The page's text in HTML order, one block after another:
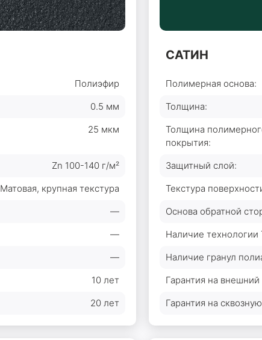
Полиэфир
0.5 мм
25 мкм
Zn 100-140 г/м²
Матовая, крупная текстура
—
—
—
10 лет
20 лет
САТИН
Полимерная основа:
Толщина:
Толщина
покрытия:
Защитный слой:
Текстура
Основа обратной
Наличие технологии
Наличие гранул
Гарантия на внешний
Гарантия на